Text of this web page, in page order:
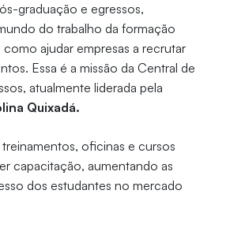
graduação e egressos,
do trabalho da formação
ajudar empresas a recrutar
Essa é a missão da Central de
atualmente liderada pela
Quixadá.
oficinas e cursos
capacitação, aumentando as
dos estudantes no mercado